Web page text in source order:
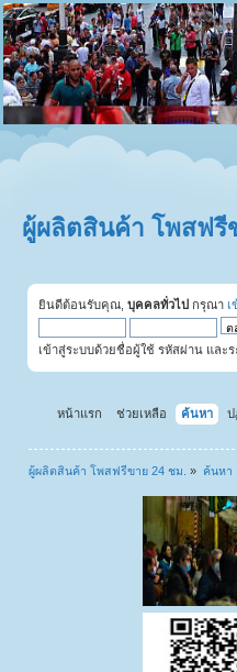
ผู้ผลิตสินค้า โพสฟรี
ยินดีต้อนรับคุณ, บุคคลทั่วไป กรุณา เ
เข้าสู่ระบบด้วยชื่อผู้ใช้ รหัสผ่าน และ
หน้าแรก ช่วยเหลือ ค้นหา
ผู้ผลิตสินค้า โพสฟรีขาย 24 ชม. » ค้นหา